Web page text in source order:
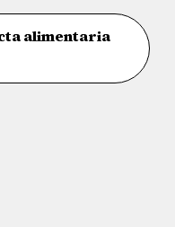
alimentaria